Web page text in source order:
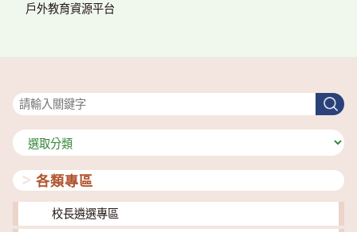
戶外教育資源平台
搜
尋
分
類
各類專區
校長遴選專區